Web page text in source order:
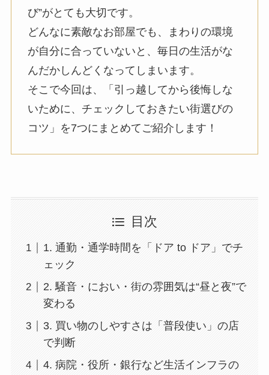
び”がとても大切です。
どんなに素敵なお部屋でも、まわりの環境
が自分に合っていないと、毎日の生活がな
んだかしんどくなってしまいます。
そこで今回は、「引っ越してから後悔しな
いために、チェックしておきたい街選びの
コツ」を7つにまとめてご紹介します！
目次
1. 通勤・通学時間を「ドア to ドア」でチ
ェック
2. 騒音・におい・街の雰囲気は“昼と夜”で
変わる
3. 買い物のしやすさは「普段使い」の店
で判断
4. 病院・役所・銀行など生活インフラの